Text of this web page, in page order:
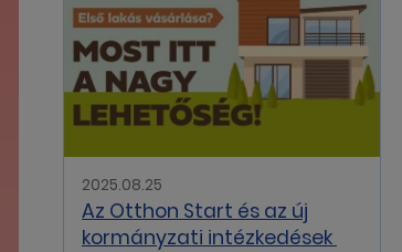
2025.08.25
Az Otthon Start és az új
kormányzati intézkedések